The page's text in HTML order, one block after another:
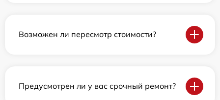
Возможен ли пересмотр стоимости?
Предусмотрен ли у вас срочный ремонт?